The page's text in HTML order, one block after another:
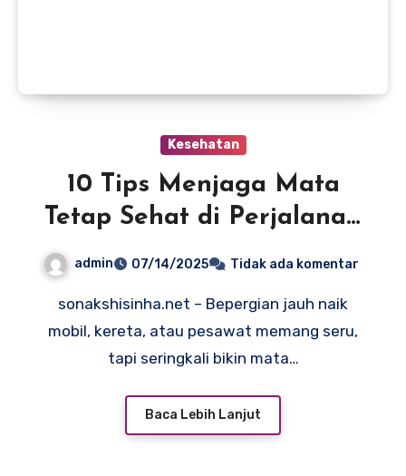
Kesehatan
10 Tips Menjaga Mata
Tetap Sehat di Perjalanan
admin 07/14/2025 Tidak ada komentar
sonakshisinha.net – Bepergian jauh naik
mobil, kereta, atau pesawat memang seru,
tapi seringkali bikin mata…
Baca Lebih Lanjut